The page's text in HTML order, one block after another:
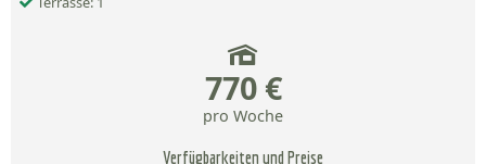
770 €
pro Woche
Verfügbarkeiten und Preise